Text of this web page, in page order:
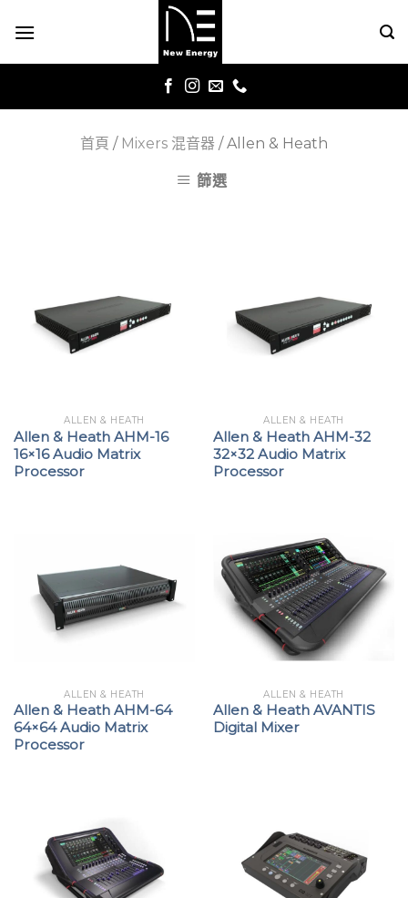
首頁 / Mixers 混音器 /Allen & Heath
篩選
ALLEN & HEATH
Allen & Heath AHM-16
16×16 Audio Matrix
Processor
ALLEN & HEATH
Allen & Heath AHM-32
32×32 Audio Matrix
Processor
ALLEN & HEATH
Allen & Heath AHM-64
64×64 Audio Matrix
Processor
ALLEN & HEATH
Allen & Heath AVANTIS
Digital Mixer